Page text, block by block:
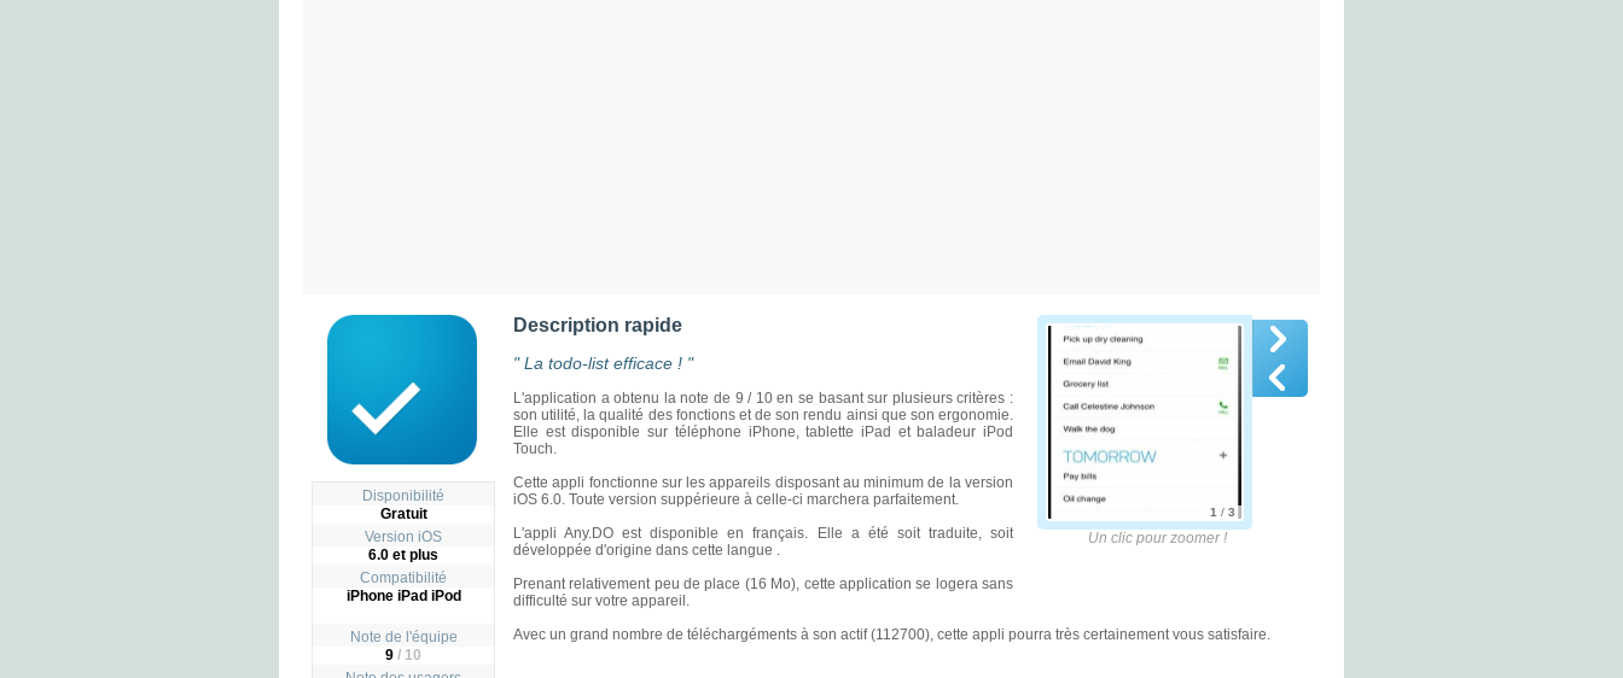
Disponibilité
Gratuit
Version iOS
6.0 et plus
Compatibilité
iPhone iPad iPod
Note de l'équipe
9 / 10
1 / 3
Un clic pour zoomer !
Description rapide
" La todo-list efficace ! "
L'application a obtenu la note de 9 / 10 en se basant sur plusieurs critères :
son utilité, la qualité des fonctions et de son rendu ainsi que son ergonomie.
Elle est disponible sur téléphone iPhone, tablette iPad et baladeur iPod
Touch.
Cette appli fonctionne sur les appareils disposant au minimum de la version
iOS 6.0. Toute version suppérieure à celle-ci marchera parfaitement.
L'appli Any.DO est disponible en français. Elle a été soit traduite, soit
développée d'origine dans cette langue .
Prenant relativement peu de place (16 Mo), cette application se logera sans
difficulté sur votre appareil.
Avec un grand nombre de téléchargéments à son actif (112700), cette appli pourra très certainement vous satisfaire.